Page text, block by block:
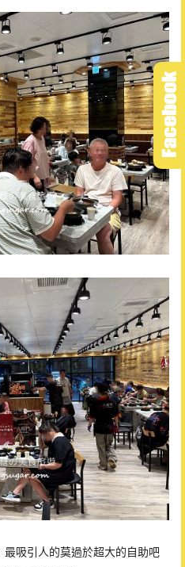
最吸引人的莫過於超大的自助吧